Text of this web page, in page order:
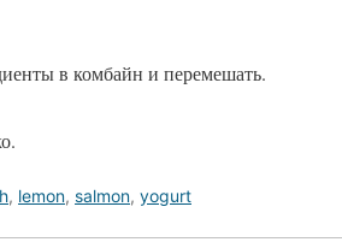
в комбайн и перемешать.
, lemon, salmon, yogurt